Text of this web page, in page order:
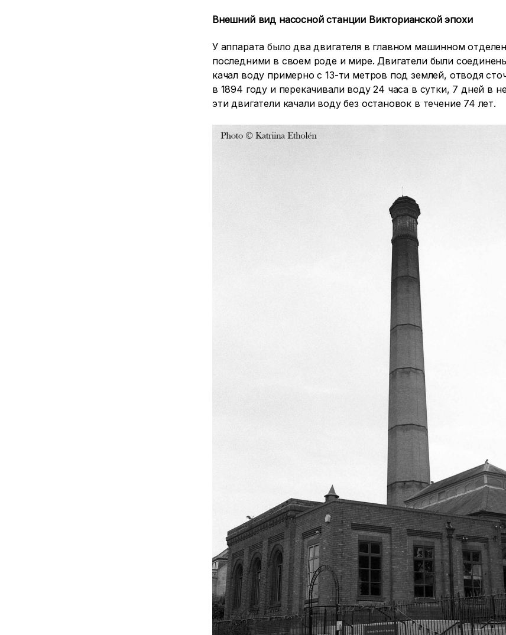
Внешний вид насосной станции Викторианской эпохи
У аппарата было два двигателя в главном машинном
последними в своем роде и мире. Двигатели были
качал воду примерно с 13-ти метров под землей, отводя
в 1894 году и перекачивали воду 24 часа в сутки, 7 дней в
эти двигатели качали воду без остановок в течение 74 лет.